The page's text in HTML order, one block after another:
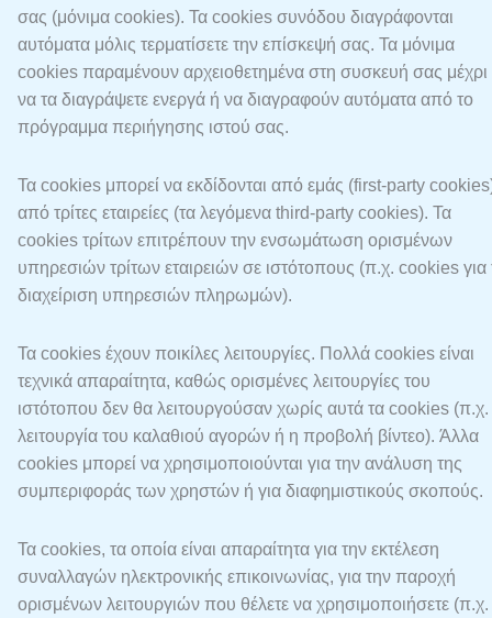
σας (μόνιμα cookies). Τα cookies συνόδου διαγράφονται
αυτόματα μόλις τερματίσετε την επίσκεψή σας. Τα μόνιμα
cookies παραμένουν αρχειοθετημένα στη συσκευή σας μέχρι
να τα διαγράψετε ενεργά ή να διαγραφούν αυτόματα από το
πρόγραμμα περιήγησης ιστού σας.
Τα cookies μπορεί να εκδίδονται από εμάς (first-party
από τρίτες εταιρείες (τα λεγόμενα third-party cookies). Τα
cookies τρίτων επιτρέπουν την ενσωμάτωση ορισμένων
υπηρεσιών τρίτων εταιρειών σε ιστότοπους (π.χ. cookies για
διαχείριση υπηρεσιών πληρωμών).
Τα cookies έχουν ποικίλες λειτουργίες. Πολλά cookies είναι
τεχνικά απαραίτητα, καθώς ορισμένες λειτουργίες του
ιστότοπου δεν θα λειτουργούσαν χωρίς αυτά τα cookies
λειτουργία του καλαθιού αγορών ή η προβολή βίντεο). Άλλα
cookies μπορεί να χρησιμοποιούνται για την ανάλυση της
συμπεριφοράς των χρηστών ή για διαφημιστικούς σκοπούς.
Τα cookies, τα οποία είναι απαραίτητα για την εκτέλεση
συναλλαγών ηλεκτρονικής επικοινωνίας, για την παροχή
ορισμένων λειτουργιών που θέλετε να χρησιμοποιήσετε (π.χ.